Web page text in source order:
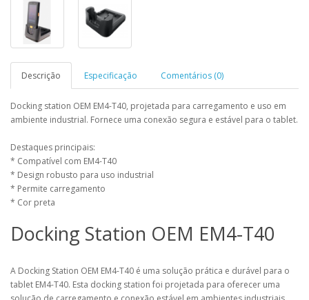
Descrição Especificação Comentários (0)
Docking station OEM EM4-T40, projetada para carregamento e uso em
ambiente industrial. Fornece uma conexão segura e estável para o tablet.
Destaques principais:
* Compatível com EM4-T40
* Design robusto para uso industrial
* Permite carregamento
* Cor preta
Docking Station OEM EM4-T40
A Docking Station OEM EM4-T40 é uma solução prática e durável para o
tablet EM4-T40. Esta docking station foi projetada para oferecer uma